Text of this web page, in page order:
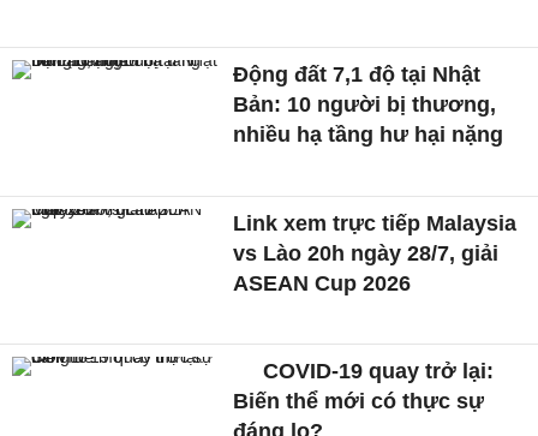
Động đất 7,1 độ tại Nhật
Bản: 10 người bị thương,
nhiều hạ tầng hư hại nặng
Link xem trực tiếp Malaysia
vs Lào 20h ngày 28/7, giải
ASEAN Cup 2026
COVID-19 quay trở lại:
Biến thể mới có thực sự